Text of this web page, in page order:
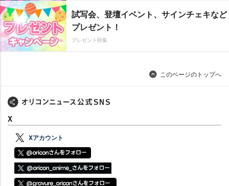
試写会、登壇イベント、サインチェキなど
プレゼント！
プレゼント特集
このページのトップへ
X
Xアカウント